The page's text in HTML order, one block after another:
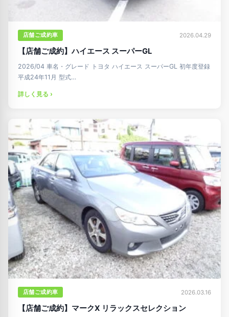
店舗ご成約車 2026.04.29
【店舗ご成約】ハイエース スーパーGL
2026/04 車名・グレード トヨタ ハイエース スーパーGL 初年度登録
平成24年11月 型式…
詳しく見る ›
店舗ご成約車 2026.03.16
【店舗ご成約】マークX リラックスセレクション